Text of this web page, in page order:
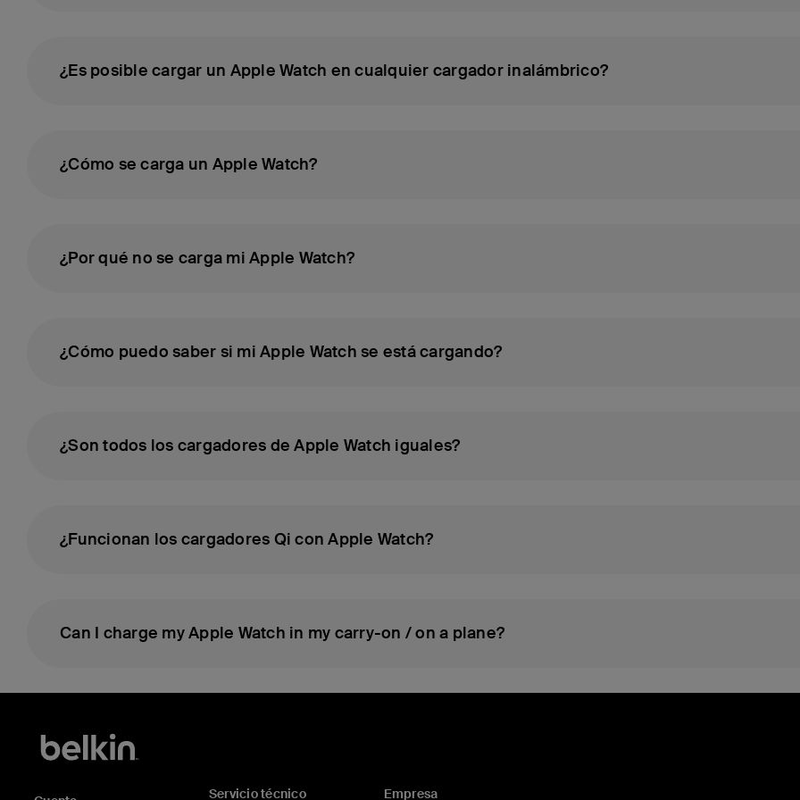
¿Es posible cargar un Apple Watch en cualquier cargador inalámbrico?
¿Cómo se carga un Apple Watch?
¿Por qué no se carga mi Apple Watch?
¿Cómo puedo saber si mi Apple Watch se está cargando?
¿Son todos los cargadores de Apple Watch iguales?
¿Funcionan los cargadores Qi con Apple Watch?
Can I charge my Apple Watch in my carry-on / on a plane?
Servicio técnico Empresa